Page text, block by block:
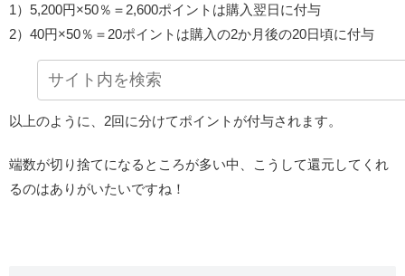
1）5,200円×50％＝2,600ポイントは購入翌日に付与
2）40円×50％＝20ポイントは購入の2か月後の20日頃に付与
以上のように、2回に分けてポイントが付与されます。
端数が切り捨てになるところが多い中、こうして還元してくれ
るのはありがいたいですね！